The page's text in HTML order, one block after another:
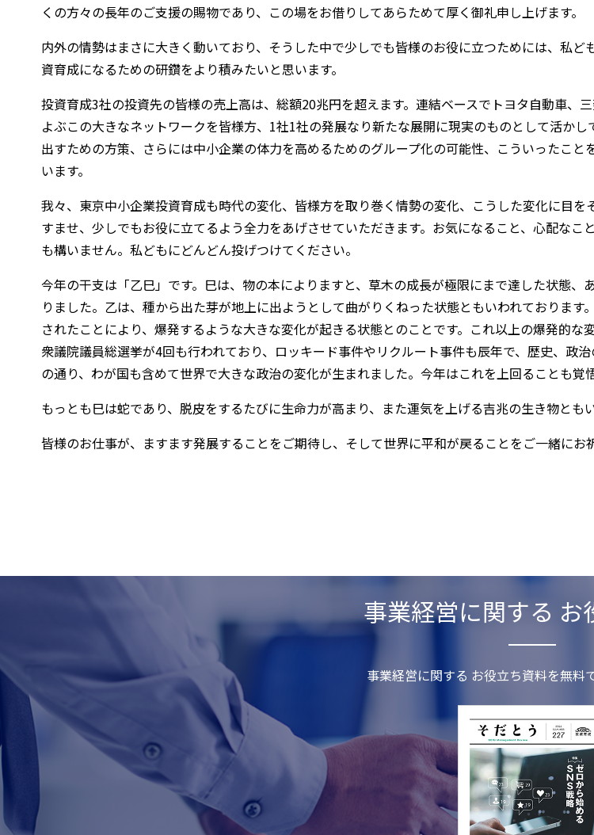
くの方々の長年のご支援の賜物であり、この場をお借りしてあらためて厚く御礼申し上げます。
内外の情勢はまさに大きく動いており、そうした中で少しでも皆様のお役に立つためには、私
資育成になるための研鑽をより積みたいと思います。
投資育成3社の投資先の皆様の売上高は、総額20兆円を超えます。連結ベースでトヨタ自動車
よぶこの大きなネットワークを皆様方、1社1社の発展なり新たな展開に現実のものとして活か
出すための方策、さらには中小企業の体力を高めるためのグループ化の可能性、こういったこ
います。
我々、東京中小企業投資育成も時代の変化、皆様方を取り巻く情勢の変化、こうした変化に目
すませ、少しでもお役に立てるよう全力をあげさせていただきます。お気になること、心配な
も構いません。私どもにどんどん投げつけてください。
今年の干支は「乙巳」です。巳は、物の本によりますと、草木の成長が極限にまで達した状態
りました。乙は、種から出た芽が地上に出ようとして曲がりくねった状態ともいわれておりま
されたことにより、爆発するような大きな変化が起きる状態とのことです。これ以上の爆発的
衆議院議員総選挙が4回も行われており、ロッキード事件やリクルート事件も辰年で、歴史、政
の通り、わが国も含めて世界で大きな政治の変化が生まれました。今年はこれを上回ることも覚
もっとも巳は蛇であり、脱皮をするたびに生命力が高まり、また運気を上げる吉兆の生き物とも
皆様のお仕事が、ますます発展することをご期待し、そして世界に平和が戻ることをご一緒にお
事業経営に関する お
事業経営に関する お役立ち資料を無料